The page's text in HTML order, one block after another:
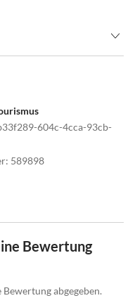
berechnen.
604c-4cca-93cb-
: 589898
Bewertung
abgegeben.